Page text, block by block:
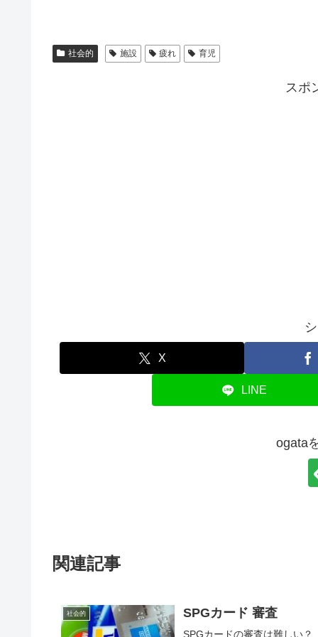
社会的 施設 疲れ 育児
スポ
X
LINE
ogata
関連記事
社会的 SPGカード 審査
SPGカードの審査は難しい？